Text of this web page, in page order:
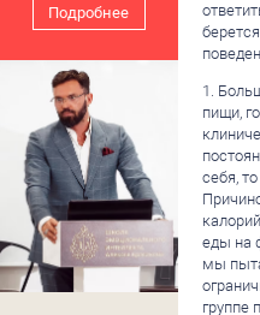
Подробнее
1.
пищи,
себя,
еды на
мы
группе